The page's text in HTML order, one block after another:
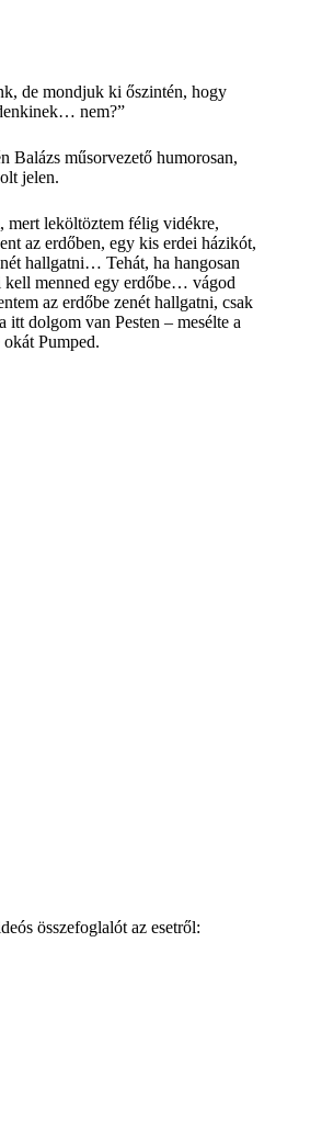
de mondjuk ki őszintén, hogy
nem?
Balázs műsorvezető humorosan,
jelen.
mert leköltöztem félig vidékre,
az erdőben, egy kis erdei házikót,
hallgatni… Tehát, ha hangosan
kell menned egy erdőbe… vágod
az erdőbe zenét hallgatni, csak
itt dolgom van Pesten – mesélte a
okát Pumped.
összefoglalót az esetről: